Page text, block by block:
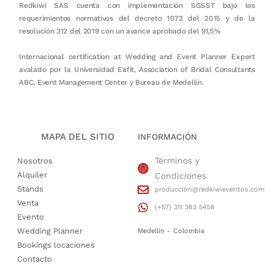
Redkiwi SAS cuenta con implementación SGSST bajo los
requerimientos normativos del decreto 1072 del 2015 y de la
resolución 312 del 2019 con un avance aprobado del 91,5%
Internacional certification at Wedding and Event Planner Expert
avalado por la Universidad Eafit, Association of Bridal Consultants
ABC, Event Management Center y Bureau de Medellín.
MAPA DEL SITIO
Nosotros
Alquiler
Stands
Venta
Evento
Wedding Planner
Bookings locaciones
Contacto
INFORMACIÓN
Términos y
Condiciones
producción@redkiwieventos.com
(+57) 311 383 5458
Medellin - Colombia